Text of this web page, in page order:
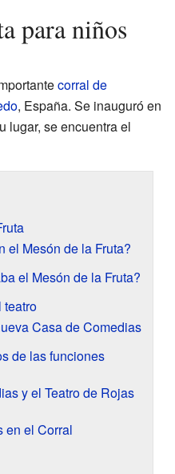
para niños
corral de
, España. Se inauguró en
lugar, se encuentra el
el Mesón de la Fruta?
el Mesón de la Fruta?
teatro
Casa de Comedias
de las funciones
y el Teatro de Rojas
en el Corral